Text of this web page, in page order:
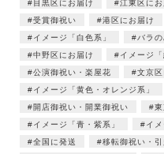
目黒区にお届け
江東区にお
受賞御祝い
港区にお届け
イメージ「白色系」
バラの
中野区にお届け
イメージ「
公演御祝い・楽屋花
文京
イメージ「黄色・オレンジ系」
開店御祝い・開業御祝い
イメージ「青・紫系」
イ
全国に発送
移転御祝い・